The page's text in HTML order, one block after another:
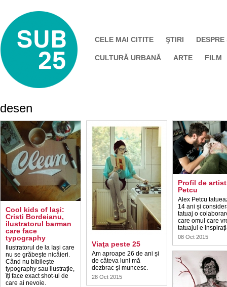
CELE MAI CITITE ŞTIRI DESPRE
CULTURĂ URBANĂ ARTE FILM
desen
Cool kids of Iaşi:
Cristi Bordeianu,
ilustratorul barman
care face
typography
Ilustratorul de la Iași care
nu se grăbește nicăieri.
Când nu bibilește
typography sau ilustrație,
îți face exact shot-ul de
care ai nevoie.
Viaţa peste 25
Am aproape 26 de ani și
de câteva luni mă
dezbrac și muncesc.
28 Oct 2015
Profil de
Petcu
Alex Petcu
14 ani și
tatuaj o
care omul care
tatuajul e
08 Oct 2015